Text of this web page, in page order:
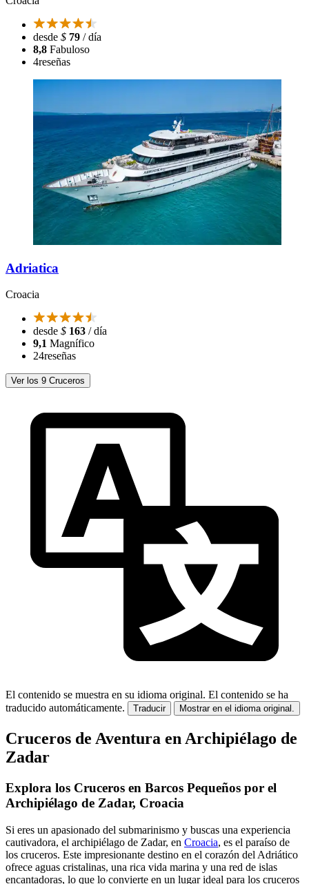
desde $ 79 / día
8,8 Fabuloso
4reseñas
Adriatica
Croacia
desde $ 163 / día
9,1 Magnífico
24reseñas
Ver los 9 Cruceros
El contenido se muestra en su idioma original. El contenido se ha
traducido automáticamente.
Traducir Mostrar en el idioma original.
Cruceros de Aventura en Archipiélago de
Zadar
Explora los Cruceros en Barcos Pequeños por el
Archipiélago de Zadar, Croacia
Si eres un apasionado del submarinismo y buscas una experiencia
cautivadora, el archipiélago de Zadar, en Croacia, es el paraíso de
los cruceros. Este impresionante destino en el corazón del Adriático
ofrece aguas cristalinas, una rica vida marina y una red de islas
encantadoras, lo que lo convierte en un lugar ideal para los cruceros